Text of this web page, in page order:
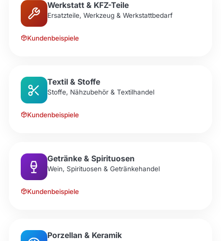
Werkstatt & KFZ-Teile
Ersatzteile, Werkzeug & Werkstattbedarf
Kundenbeispiele
Textil & Stoffe
Stoffe, Nähzubehör & Textilhandel
Kundenbeispiele
Getränke & Spirituosen
Wein, Spirituosen & Getränkehandel
Kundenbeispiele
Porzellan & Keramik